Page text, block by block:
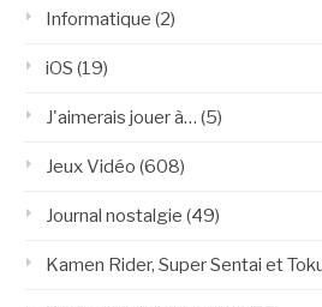
Informatique (2)
iOS (19)
J'aimerais jouer à… (5)
Jeux Vidéo (608)
Journal nostalgie (49)
Kamen Rider, Super Sentai et